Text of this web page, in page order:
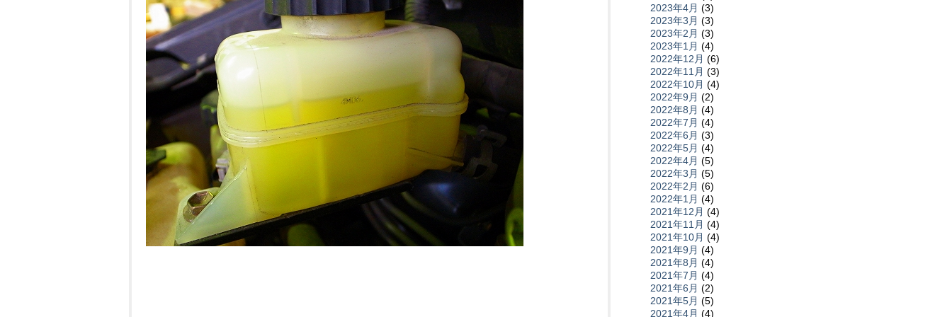
2023年4月 (3)
2023年3月 (3)
2023年2月 (3)
2023年1月 (4)
2022年12月 (6)
2022年11月 (3)
2022年10月 (4)
2022年9月 (2)
2022年8月 (4)
2022年7月 (4)
2022年6月 (3)
2022年5月 (4)
2022年4月 (5)
2022年3月 (5)
2022年2月 (6)
2022年1月 (4)
2021年12月 (4)
2021年11月 (4)
2021年10月 (4)
2021年9月 (4)
2021年8月 (4)
2021年7月 (4)
2021年6月 (2)
2021年5月 (5)
2021年4月 (4)